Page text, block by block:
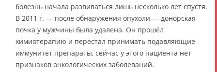
болезнь начала развиваться лишь несколько лет спустя.
В 2011 г. — после обнаружения опухоли — донорская
почка у мужчины была удалена. Он прошёл
химиотерапию и перестал принимать подавляющие
иммунитет препараты, сейчас у этого пациента нет
признаков онкологических заболеваний.